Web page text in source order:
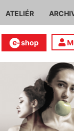
ATELIÉR
shop